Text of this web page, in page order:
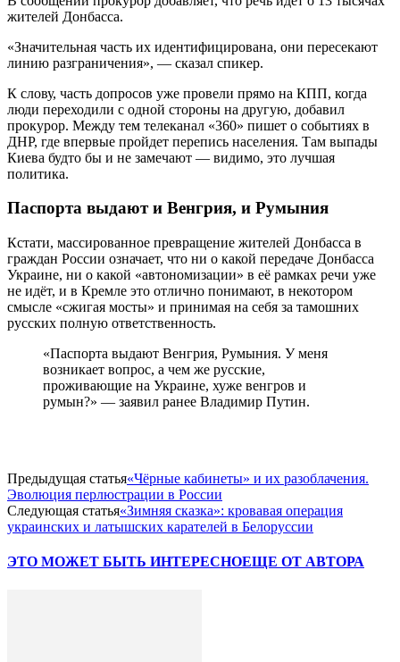
жителей Донбасса.
«Значительная часть их идентифицирована, они пересекают
линию разграничения», — сказал спикер.
К слову, часть допросов уже провели прямо на КПП, когда
люди переходили с одной стороны на другую, добавил
прокурор. Между тем телеканал «360» пишет о событиях в
ДНР, где впервые пройдет перепись населения. Там выпады
Киева будто бы и не замечают — видимо, это лучшая
политика.
Паспорта выдают и Венгрия, и Румыния
Кстати, массированное превращение жителей Донбасса в
граждан России означает, что ни о какой передаче Донбасса
Украине, ни о какой «автономизации» в её рамках речи уже
не идёт, и в Кремле это отлично понимают, в некотором
смысле «сжигая мосты» и принимая на себя за тамошних
русских полную ответственность.
«Паспорта выдают Венгрия, Румыния. У меня
возникает вопрос, а чем же русские,
проживающие на Украине, хуже венгров и
румын?» — заявил ранее Владимир Путин.
Предыдущая статья«Чёрные кабинеты» и их разоблачения.
Эволюция перлюстрации в России
Следующая статья«Зимняя сказка»: кровавая операция
украинских и латышских карателей в Белоруссии
ЭТО МОЖЕТ БЫТЬ ИНТЕРЕСНОЕЩЕ ОТ АВТОРА